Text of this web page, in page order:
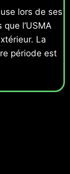
lors de ses
l’USMA
La
période est